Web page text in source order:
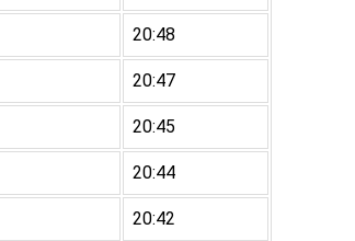
20:48
20:47
20:45
20:44
20:42